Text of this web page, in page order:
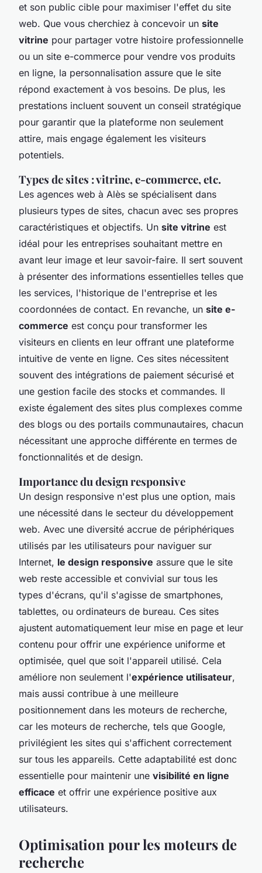
et son public cible pour maximiser l'effet du site
web. Que vous cherchiez à concevoir un site
vitrine pour partager votre histoire professionnelle
ou un site e-commerce pour vendre vos produits
en ligne, la personnalisation assure que le site
répond exactement à vos besoins. De plus, les
prestations incluent souvent un conseil stratégique
pour garantir que la plateforme non seulement
attire, mais engage également les visiteurs
potentiels.
Types de sites : vitrine, e-commerce, etc.
Les agences web à Alès se spécialisent dans
plusieurs types de sites, chacun avec ses propres
caractéristiques et objectifs. Un site vitrine est
idéal pour les entreprises souhaitant mettre en
avant leur image et leur savoir-faire. Il sert souvent
à présenter des informations essentielles telles que
les services, l'historique de l'entreprise et les
coordonnées de contact. En revanche, un site e-
commerce est conçu pour transformer les
visiteurs en clients en leur offrant une plateforme
intuitive de vente en ligne. Ces sites nécessitent
souvent des intégrations de paiement sécurisé et
une gestion facile des stocks et commandes. Il
existe également des sites plus complexes comme
des blogs ou des portails communautaires, chacun
nécessitant une approche différente en termes de
fonctionnalités et de design.
Importance du design responsive
Un design responsive n'est plus une option, mais
une nécessité dans le secteur du développement
web. Avec une diversité accrue de périphériques
utilisés par les utilisateurs pour naviguer sur
Internet, le design responsive assure que le site
web reste accessible et convivial sur tous les
types d'écrans, qu'il s'agisse de smartphones,
tablettes, ou ordinateurs de bureau. Ces sites
ajustent automatiquement leur mise en page et leur
contenu pour offrir une expérience uniforme et
optimisée, quel que soit l'appareil utilisé. Cela
améliore non seulement l'expérience utilisateur,
mais aussi contribue à une meilleure
positionnement dans les moteurs de recherche,
car les moteurs de recherche, tels que Google,
privilégient les sites qui s'affichent correctement
sur tous les appareils. Cette adaptabilité est donc
essentielle pour maintenir une visibilité en ligne
efficace et offrir une expérience positive aux
utilisateurs.
Optimisation pour les moteurs de
recherche